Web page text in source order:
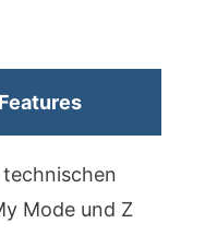
Mode und Z